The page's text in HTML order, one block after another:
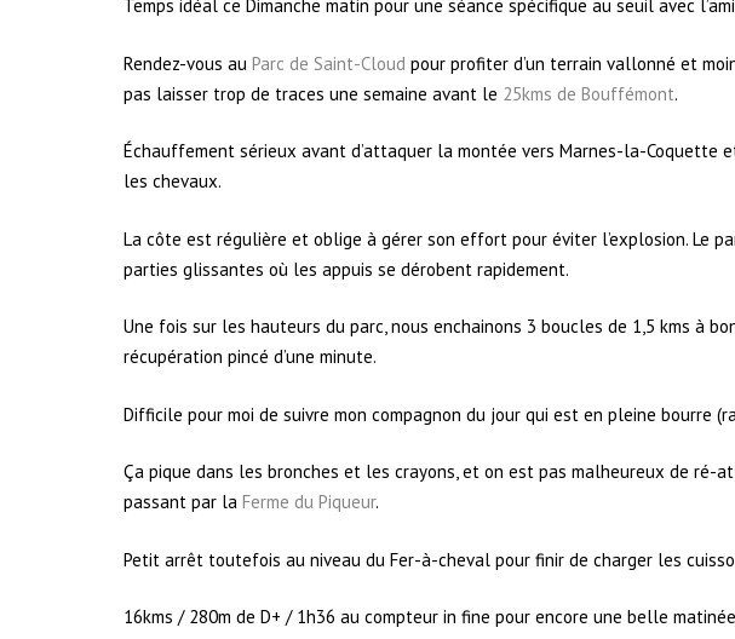
Temps idéal ce Dimanche matin pour une séance spécifique au seuil avec
Rendez-vous au Parc de Saint-Cloud pour profiter d’un terrain vallonné et
pas laisser trop de traces une semaine avant le 25kms de Bouffémont.
Échauffement sérieux avant d’attaquer la montée vers Marnes-la-Coquette
les chevaux.
La côte est régulière et oblige à gérer son effort pour éviter l’explosion. Le
parties glissantes où les appuis se dérobent rapidement.
Une fois sur les hauteurs du parc, nous enchainons 3 boucles de 1,5 kms à
récupération pincé d’une minute.
Difficile pour moi de suivre mon compagnon du jour qui est en pleine bourre
Ça pique dans les bronches et les crayons, et on est pas malheureux de ré-
passant par la Ferme du Piqueur.
Petit arrêt toutefois au niveau du Fer-à-cheval pour finir de charger les
16kms / 280m de D+ / 1h36 au compteur in fine pour encore une belle